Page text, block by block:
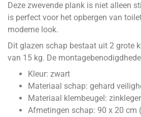
Deze zwevende plank is niet alleen
is perfect voor het opbergen van
moderne look.
Dit glazen schap bestaat uit 2 grote
van 15 kg. De
Kleur: zwart
Materiaal schap: gehard
Materiaal klembeugel:
Afmetingen schap: 90 x 20 cm